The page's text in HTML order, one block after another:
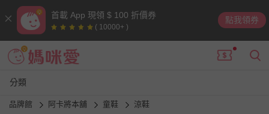
首載 App 現領 $ 100 折價券
( 10000+ )
點我領券
分類
品牌館 阿卡將本舖 童鞋 涼鞋